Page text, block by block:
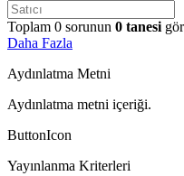
Toplam 0 sorunun 0 tanesi
Daha Fazla
Aydınlatma Metni
Aydınlatma metni içeriği.
ButtonIcon
Yayınlanma Kriterleri